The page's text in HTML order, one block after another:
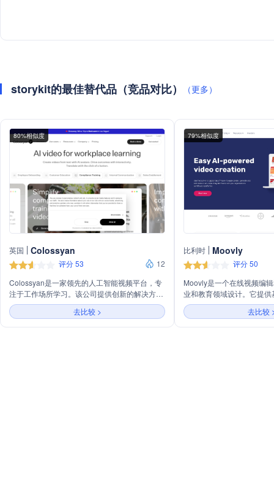
storykit的最佳替代品（竞品对比） （更多）
80%相似度
英国 Colossyan
评分 53
12
Colossyan是一家领先的人工智能视频平台，专
注于工作场所学习。该公司提供创新的解决方
案，使用AI技术将文本、PDF和PPT转换为视
频，同时提供150多种不同的AI头像和声音选
择。Colossyan的视频平台支持70多种语言的自
去比较 >
79%相似度
比利时 Moovly
评分 50
Moovly是一个在线视频编
业和教育领域设计。它提
创作工具，包括AI脚本生
翻译功能，以及120百万媒
轻松创建和编辑视频，集
去比较